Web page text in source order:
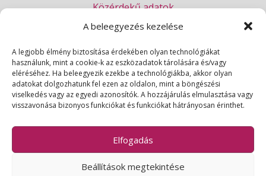
A beleegyezés kezelése
A legjobb élmény biztosítása érdekében olyan technológiákat
használunk, mint a cookie-k az eszközadatok tárolására és/vagy
eléréséhez. Ha beleegyezik ezekbe a technológiákba, akkor olyan
adatokat dolgozhatunk fel ezen az oldalon, mint a böngészési
viselkedés vagy az egyedi azonosítók. A hozzájárulás elmulasztása vagy
visszavonása bizonyos funkciókat és funkciókat hátrányosan érinthet.
Elfogadás
Beállítások megtekintése
Közérdekű adatok
Akadálymentességi nyilatkozat
Impresszum
Kapcsolat
© 2026 | Csili Művelődési Központ | Minden jog fenntartva